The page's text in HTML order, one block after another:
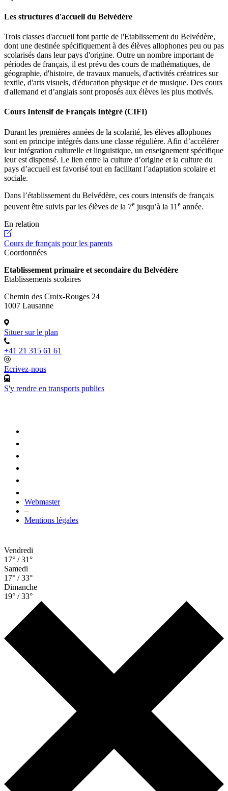
Les structures d'accueil du Belvédère
Trois classes d'accueil font partie de l'Etablissement du Belvédère,
dont une destinée spécifiquement à des élèves allophones peu ou pas
scolarisés dans leur pays d'origine. Outre un nombre important de
périodes de français, il est prévu des cours de mathématiques, de
géographie, d'histoire, de travaux manuels, d'activités créatrices sur
textile, d'arts visuels, d'éducation physique et de musique. Des cours
d'allemand et d’anglais sont proposés aux élèves les plus motivés.
Cours Intensif de Français Intégré (CIFI)
Durant les premières années de la scolarité, les élèves allophones
sont en principe intégrés dans une classe régulière. Afin d’accélérer
leur intégration culturelle et linguistique, un enseignement spécifique
leur est dispensé. Le lien entre la culture d’origine et la culture du
pays d’accueil est favorisé tout en facilitant l’adaptation scolaire et
sociale.
Dans l’établissement du Belvédère, ces cours intensifs de français
peuvent être suivis par les élèves de la 7e jusqu’à la 11 e année.
En relation
Cours de français pour les parents
Coordonnées
Etablissement primaire et secondaire du Belvédère
Etablissements scolaires
Chemin des Croix-Rouges 24
1007 Lausanne
Situer sur le plan
+41 21 315 61 61
Ecrivez-nous
S'y rendre en transports publics
Webmaster
–
Mentions légales
Vendredi
17° / 31°
Samedi
17° / 33°
Dimanche
19° / 33°